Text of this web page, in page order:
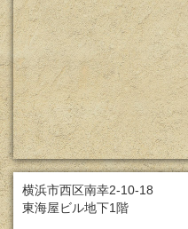
横浜市西区南幸2-10-18
東海屋ビル地下1階